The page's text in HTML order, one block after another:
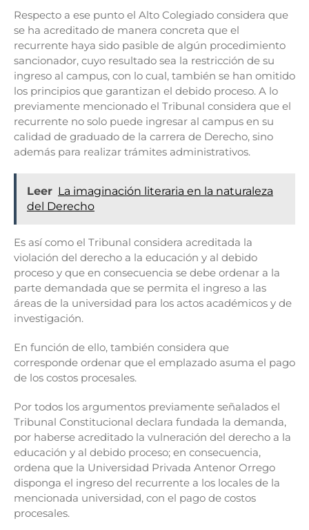
Respecto a ese punto el Alto Colegiado considera que
se ha acreditado de manera concreta que el
recurrente haya sido pasible de algún procedimiento
sancionador, cuyo resultado sea la restricción de su
ingreso al campus, con lo cual, también se han omitido
los principios que garantizan el debido proceso. A lo
previamente mencionado el Tribunal considera que el
recurrente no solo puede ingresar al campus en su
calidad de graduado de la carrera de Derecho, sino
además para realizar trámites administrativos.
Leer La imaginación literaria en la naturaleza
del Derecho
Es así como el Tribunal considera acreditada la
violación del derecho a la educación y al debido
proceso y que en consecuencia se debe ordenar a la
parte demandada que se permita el ingreso a las
áreas de la universidad para los actos académicos y de
investigación.
En función de ello, también considera que
corresponde ordenar que el emplazado asuma el pago
de los costos procesales.
Por todos los argumentos previamente señalados el
Tribunal Constitucional declara fundada la demanda,
por haberse acreditado la vulneración del derecho a la
educación y al debido proceso; en consecuencia,
ordena que la Universidad Privada Antenor Orrego
disponga el ingreso del recurrente a los locales de la
mencionada universidad, con el pago de costos
procesales.